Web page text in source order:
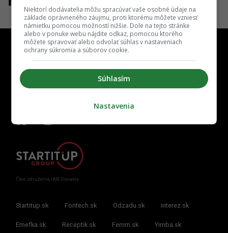
Kontakt
Člen združenia IAB Slovakia
Startitup.sk Fontech.sk Odzadu.sk interez.sk
Emefka.sk Receptik.sk Femm.sk Yimba.sk
Niektorí dodávatelia môžu spracúvať vaše osobné údaje na
základe oprávneného záujmu, proti ktorému môžete vzniesť
námietku pomocou možností nižšie. Dole na tejto stránke
alebo v ponuke webu nájdite odkaz, pomocou ktorého
môžete spravovať alebo odvolať súhlas v nastaveniach
ochrany súkromia a súborov cookie.
Súhlasím
Nastavenia